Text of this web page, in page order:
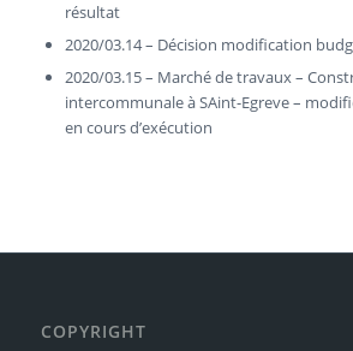
résultat
2020/03.14 – Décision modification
2020/03.15 – Marché de travaux –
intercommunale à SAint-Egreve –
en cours d’exécution
COPYRIGHT